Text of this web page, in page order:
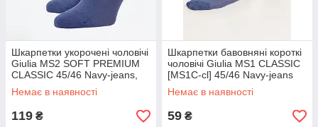
Шкарпетки укорочені чоловічі
Giulia MS2 SOFT PREMIUM
CLASSIC 45/46 Navy-jeans,
бавовняні, однотонні
Немає в наявності
119 ₴
Шкарпетки бавовняні короткі
чоловічі Giulia MS1 CLASSIC
[MS1C-cl] 45/46 Navy-jeans
Немає в наявності
59 ₴